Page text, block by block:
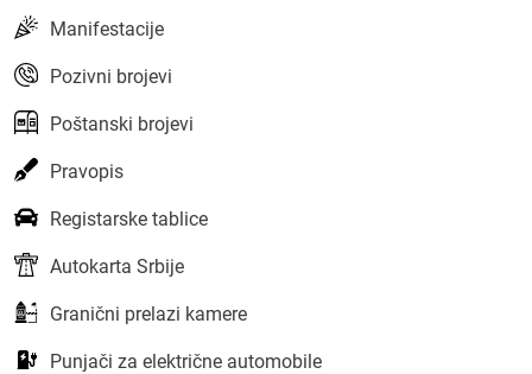
Manifestacije
Pozivni brojevi
Poštanski brojevi
Pravopis
Registarske tablice
Autokarta Srbije
Granični prelazi kamere
Punjači za električne automobile